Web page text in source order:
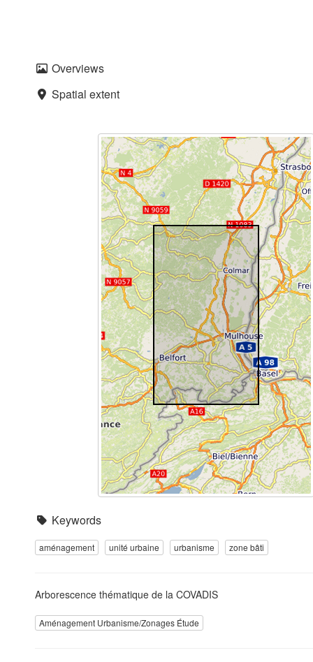
Overviews
Spatial extent
Keywords
aménagement unité urbaine urbanisme zone bâti
Arborescence thématique de la COVADIS
Aménagement Urbanisme/Zonages Étude